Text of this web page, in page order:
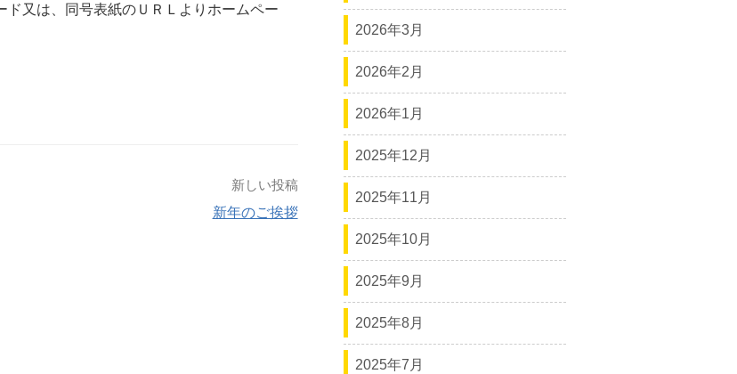
ド又は、同号表紙のＵＲＬよりホームペー
新しい投稿
新年のご挨拶
2026年3月
2026年2月
2026年1月
2025年12月
2025年11月
2025年10月
2025年9月
2025年8月
2025年7月